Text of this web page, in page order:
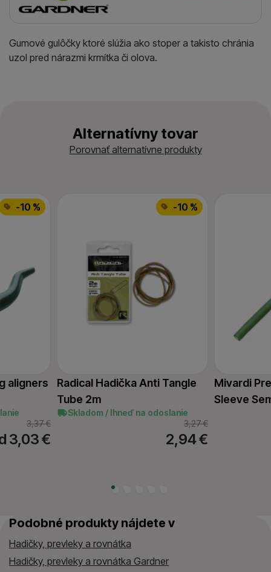
Gumové gulôčky ktoré slúžia ako stoper a takisto chránia
uzol pred nárazmi krmítka či olova.
Alternatívny tovar
Porovnať alternatívne produkty
-10 %
Radical Hadička Anti Tangle
Tube 2m
Skladom / Ihneď na odoslanie
3,27€
2,94€
Mivardi
Sleeve
-10 %
aligners
3,37€
3,03€
Podobné produkty nájdete v
Hadičky, prevleky a rovnátka
Hadičky, prevleky a rovnátka Gardner